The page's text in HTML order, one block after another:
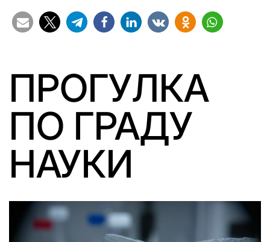
ПРОГУЛКА
ПО ГРАДУ
НАУКИ